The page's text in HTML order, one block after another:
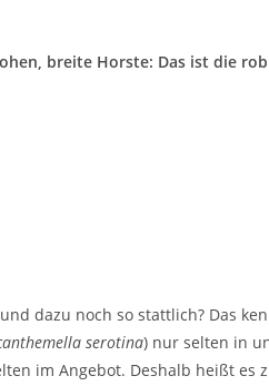
breite Horste: Das ist die
dazu noch so stattlich? Das
serotina) nur selten in
im Angebot. Deshalb heißt es